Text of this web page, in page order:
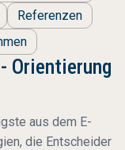
Referenzen
Orientierung
aus dem E-
die Entscheider